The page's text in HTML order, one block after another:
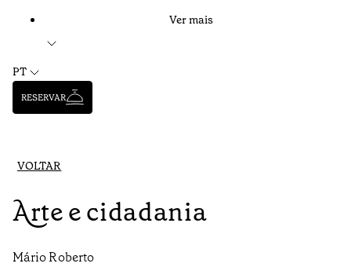
Ver mais
PT
RESERVAR
VOLTAR
Arte e cidadania
Mário Roberto